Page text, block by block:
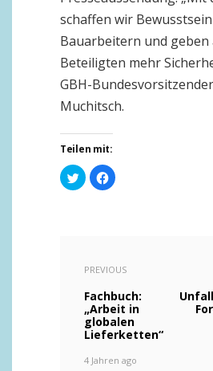
schaffen wir
Bauarbeitern und geben
Beteiligten mehr
GBH-
Muchitsch.
Teilen mit:
Klick,
um
über
geöffnet)
Klick,
um
geöffnet)
PREVIOUS
Fachbuch:
„Arbeit in
globalen
Lieferketten“
4 Jahren ago